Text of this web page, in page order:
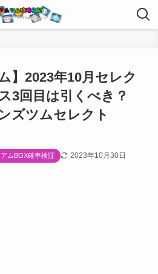
】2023年10月セレク
3回目は引くべき？
ズツムセレクト
ムBOX確率検証
2023年10月30日